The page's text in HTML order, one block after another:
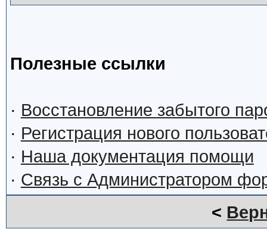
Полезные ссылки
· Восстановление забытого
· Регистрация нового
· Наша документация помощи
· Связь с Администратором
<